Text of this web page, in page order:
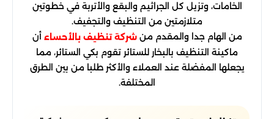
الخامات، وتزيل كل الجراثيم والبقع والأتربة في خطوتين
متلازمتين من التنظيف والتجفيف.
من الهام جدا والمقدم منشركة تنظيف بالأحساء أن
ماكينة التنظيف بالبخار للستائر تقوم بكي الستائر، مما
يجعلها المفضلة عند العملاء والأكثر طلبا من بين الطرق
المختلفة.